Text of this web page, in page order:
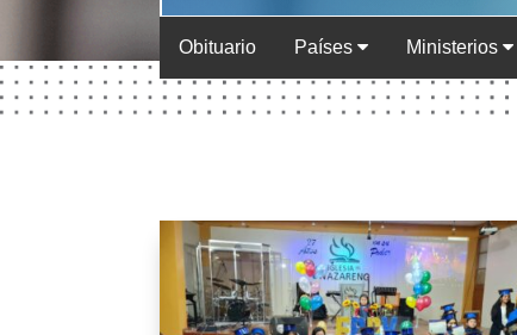
Obituario Países Ministerios